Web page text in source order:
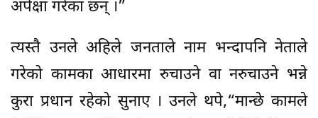
अपेक्षा गरेका छन् ।”
त्यस्तै उनले अहिले जनताले नाम भन्दापनि नेताले
गरेको कामका आधारमा रुचाउने वा नरुचाउने भन्ने
कुरा प्रधान रहेको सुनाए । उनले थपे,“मान्छे कामले